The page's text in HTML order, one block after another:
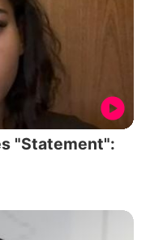
"Statement":